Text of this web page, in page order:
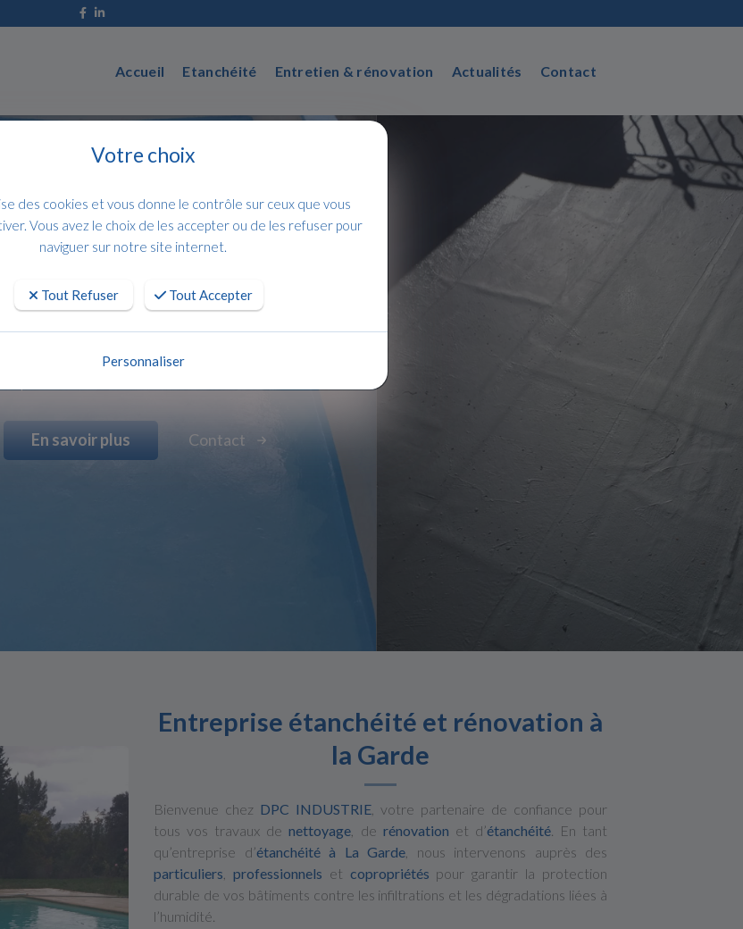
Accueil Etanchéité Entretien & rénovation Actualités Contact
INDUSTRIE
En savoir plus Contact
Entreprise étanchéité et rénovation à
la Garde
Bienvenue chez DPC INDUSTRIE , votre partenaire de confiance pour
tous vos travaux denettoyage , de rénovation et d’étanchéité. En tant
qu’entreprise d’étanchéité à La Garde , nous intervenons auprès des
particuliers
professionnels et copropriétés pour garantir la protection
durable de vos bâtiments contre les infiltrations et les dégradations liées à
l’humidité.
Votre choix
des cookies et vous donne le contrôle sur ceux que vous
Vous avez le choix de les accepter ou de les refuser pour
naviguer sur notre site internet.
Tout Refuser Tout Accepter
Personnaliser